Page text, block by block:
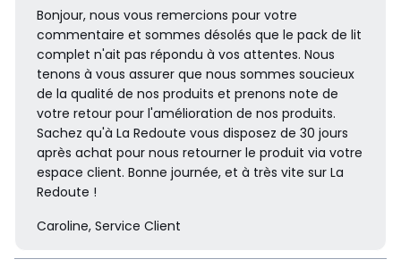
Bonjour, nous vous remercions pour votre
commentaire et sommes désolés que le pack de lit
complet n'ait pas répondu à vos attentes. Nous
tenons à vous assurer que nous sommes soucieux
de la qualité de nos produits et prenons note de
votre retour pour l'amélioration de nos produits.
Sachez qu'à La Redoute vous disposez de 30 jours
après achat pour nous retourner le produit via votre
espace client. Bonne journée, et à très vite sur La
Redoute !
Caroline, Service Client